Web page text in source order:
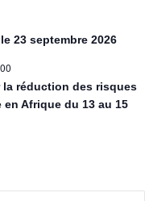
23 septembre 2026
réduction des risques
Afrique du 13 au 15